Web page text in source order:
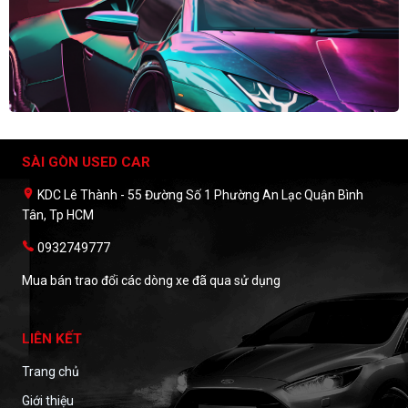
SÀI GÒN USED CAR
KDC Lê Thành - 55 Đường Số 1 Phường An Lạc Quận Bình
Tân, Tp HCM
0932749777
Mua bán trao đổi các dòng xe đã qua sử dụng
LIÊN KẾT
Trang chủ
Giới thiệu